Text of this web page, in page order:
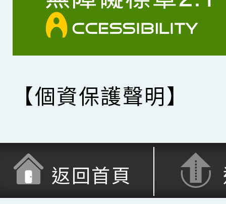
【個資保護聲明】
返回首頁